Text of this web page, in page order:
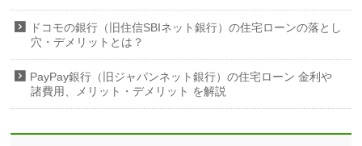
ドコモの銀行（旧住信SBIネット銀行）の住宅ローンの落とし
穴・デメリットとは？
PayPay銀行（旧ジャパンネット銀行）の住宅ローン 金利や
諸費用、メリット・デメリット を解説